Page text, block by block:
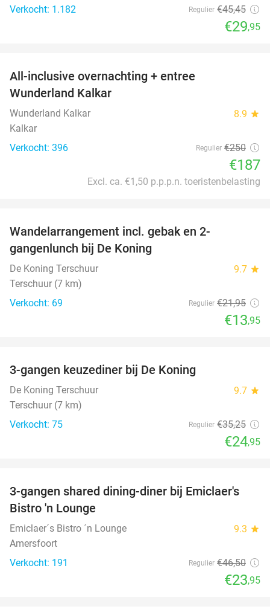
Verkocht: 1.182 Regulier €45,45
€29,95
All-inclusive overnachting + entree
Wunderland Kalkar
Wunderland Kalkar 8.9 star
Kalkar
Verkocht: 396
Regulier €250
€187
Excl. ca. €1,50 p.p.p.n. toeristenbelasting
Wandelarrangement incl. gebak en 2-
gangenlunch bij De Koning
De Koning Terschuur 9.7 star
Terschuur (7 km)
Verkocht: 69
Regulier €21,95
€13,95
3-gangen keuzediner bij De Koning
De Koning Terschuur 9.7 star
Terschuur (7 km)
Verkocht: 75
Regulier €35,25
€24,95
48%
3-gangen shared dining-diner bij Emiclaer's
Bistro 'n Lounge
Emiclaer´s Bistro ´n Lounge 9.3 star
Amersfoort
Verkocht: 191
Regulier €46,50
€23,95